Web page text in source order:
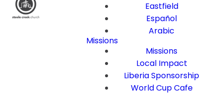
Eastfield
Español
Arabic
Missions
Missions
Local Impact
Liberia Sponsorship
World Cup Cafe